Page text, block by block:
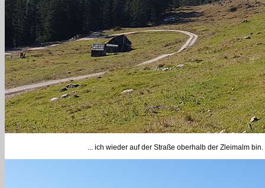
... ich wieder auf der Straße oberhalb der Zleimalm